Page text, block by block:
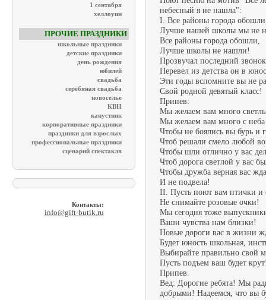
1 сентября
хеллоуин
ПРОЧИЕ ПРАЗДНИКИ
школьные праздники
детские праздники
день рождения
юбилей
свадьба
серебяная свадьба
новоселье
КВН
капустник
корпоративные праздники
праздники для взрослых
профессиональные праздники
сценарий спектакля
Контакты:
info@gift-butik.ru
небесный я не нашла":
I. Все районы города
Лучше нашей школы мы не
Все районы города обошли,
Лучше школы не нашли!
Прозвучал последний
Перевел из детства он в
Эти годы вспомните вы не
Свой родной девятый класс!
Припев:
Мы желаем вам много
Мы желаем вам много с неба
Чтобы не боялись вы бурь и
Чтоб решали смело любой
Чтобы шли отлично у вас
Чтоб дорога светлой у вас
Чтобы дружба верная вас
И не подвела!
II. Пусть поют вам птички и
Не снимайте розовые очки!
Мы сегодня тоже
Ваши чувства нам близки!
Новые дороги вас в жизни
Будет юность школьная,
Выбирайте правильно свой
Пусть подъем ваш будет
Припев.
Вед: Дорогие ребята! Мы
добрыми! Надеемся, что вы